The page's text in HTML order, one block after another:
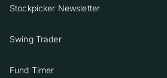
Stockpicker Newsletter
Swing Trader
Fund Timer